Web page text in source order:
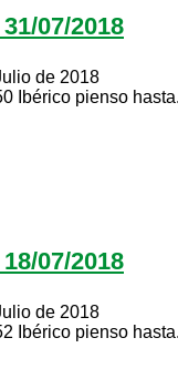
07/2018
de 2018
Ibérico pienso
07/2018
de 2018
Ibérico pienso